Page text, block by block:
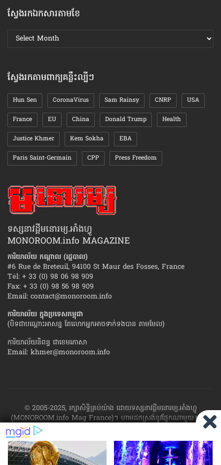
ស្វែងរកឯកសារតាមខែ
ស្វែងរក
ឯកសារ
ស្វែងរកតាមពាក្យគន្លឹះល្បីៗ
Hun Sen CoronaVirus Sam Rainsy CNRP USA
France EU China Donald Trump Health
Justice Khmer Kem Sokha EBA
Paris Saint-Germain CPP Press Freedom
ទស្សនាវដ្ដីមនោរម្យ.អាំងហ្វូ
MONOROOM.info MAGAZINE
ការិយាល័យ កណ្ដាល (រដ្ឋបាល)
#6 Rue de Breteuil, 94100 St Maur des Fosses, France
Tél: + 33 (0) 98 06 98 909
Fax: + 33 (0) 98 56 98 909
Email: contact@monoroom.info
ការិយាល័យ ក្នុង​ប្រទេស​កម្ពុជា
(បិទជាបណ្ដោះអាសន្ន តែលោកអ្នកអាចទាក់ទងបាន តាមមែល)
ការិយាល័យនិពន្ធ ជាខេមរភាសា
Email: khmer@monoroom.info
© 2005-2025, រក្សាសិទ្ធិគ្រប់យ៉ាង ដោយទស្សនាវដ្ដី​មនោរម្យ.អាំងហ្វូ
(MONOROOM.info Mag France)។ ហាម​ដក​ស្រង់​នូវ​ផ្នែក​ណា​មួយ​ ឬ​ផ្នែក​
ទាំង​អស់ ​នៃ​ការ​ផ្សាយ​របស់​ទស្សនាវដ្ដី​​មនោរម្យ.អាំងហ្វូ យក​ទៅ​​បោះពុម្ព នៅ
លើក្រដាស ឬតាម​ប្រព័ន្ធ​អេឡិច​ត្រូនិច - ផ្សាយ​តាម​រលក​ធាតុអាកាស ឬតាមប្រព័ន្ធ
អេឡិចត្រូនិច - សរសេរ​ឡើង​វិញ ឬ​ចែក​ចាយ​ តាមវិធីណាក៏ដោយ ដោយ​គ្មាន​ការ​
យល់ព្រម ជា​លាយ​លក្ខណ៍​អក្សរ​ ពី​ចាងហ្វាង​ការ​ផ្សាយ​។ផ្ទុយមកវិញ ដើម្បី​ទទួល​